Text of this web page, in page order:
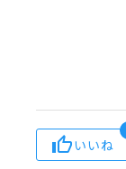
いいね